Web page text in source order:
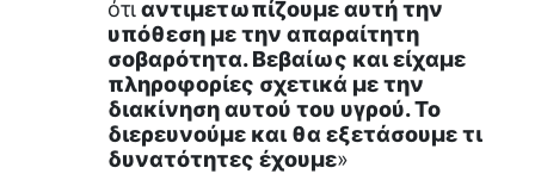
ότιαντιμετωπίζουμε αυτή την
υπόθεση με την απαραίτητη
σοβαρότητα. Βεβαίως και είχαμε
πληροφορίες σχετικά με την
διακίνηση αυτού του υγρού. Το
διερευνούμε και θα εξετάσουμε τι
δυνατότητες έχουμε»